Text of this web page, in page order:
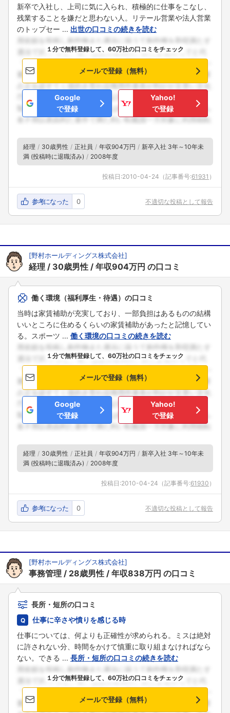
新卒で入社し、上司に気に入られ、積極的に仕事をこなし、
残業することを嫌だと思わない人。リテール営業や法人営業
のトップセー ... 出世の口コミの続きを読む
１分で無料登録して、60万社の口コミをチェック
メールで登録（無料）
Google
で登録
Yahoo!
で登録
経理 30歳男性 正社員 年収904万円
新卒入社 3年～10年未
満 (投稿時に退職済み)
2008年度
投稿日:2010-04-24 （記事番号:61931 ）
参考になった 0 不適切な投稿として報告
[野村ホールディングス株式会社]
経理 30歳男性 年収904万円 の口コミ
働く環境（福利厚生・待遇）の口コミ
当時は家賃補助が充実しており、一部負担はあるものの結構
いいところに住めるくらいの家賃補助があったと記憶してい
る。スポーツ ... 働く環境の口コミの続きを読む
１分で無料登録して、60万社の口コミをチェック
メールで登録（無料）
Google
で登録
Yahoo!
で登録
経理 30歳男性 正社員 年収904万円
新卒入社 3年～10年未
満 (投稿時に退職済み)
2008年度
投稿日:2010-04-24 （記事番号:61930 ）
参考になった 0 不適切な投稿として報告
[野村ホールディングス株式会社]
事務管理 28歳男性 年収838万円 の口コミ
長所・短所の口コミ
仕事に辛さや憤りを感じる時
仕事については、何よりも正確性が求められる。ミスは絶対
に許されない分、時間をかけて慎重に取り組まなければなら
ない。できる ... 長所・短所の口コミの続きを読む
１分で無料登録して、60万社の口コミをチェック
メールで登録（無料）